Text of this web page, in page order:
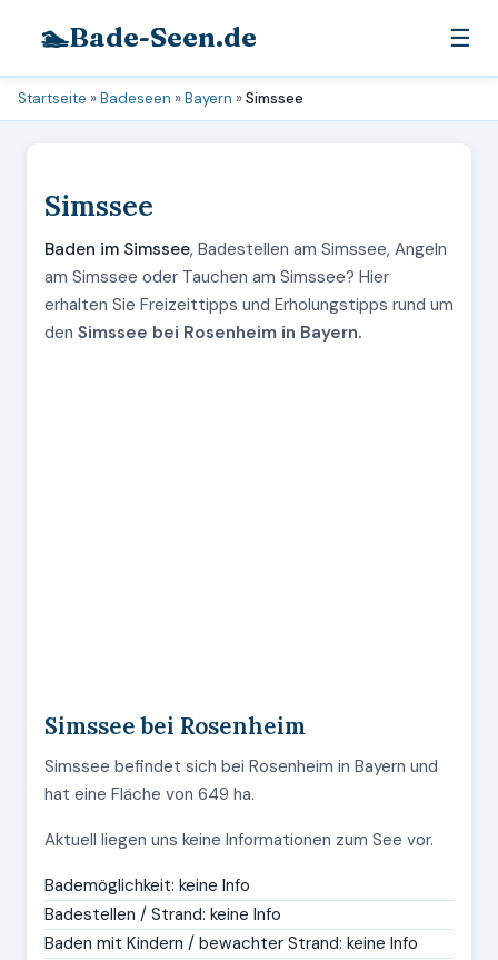
🏊Bade-Seen.de ☰
Startseite »Badeseen »Bayern »Simssee
Simssee
Baden im Simssee, Badestellen am Simssee, Angeln
am Simssee oder Tauchen am Simssee? Hier
erhalten Sie Freizeittipps und Erholungstipps rund um
den Simssee bei Rosenheim in Bayern.
Simssee bei Rosenheim
Simssee befindet sich bei Rosenheim in Bayern und
hat eine Fläche von 649 ha.
Aktuell liegen uns keine Informationen zum See vor.
Bademöglichkeit: keine Info
Badestellen / Strand: keine Info
Baden mit Kindern / bewachter Strand: keine Info